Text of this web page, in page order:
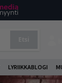
LYRIIKKABLOGI